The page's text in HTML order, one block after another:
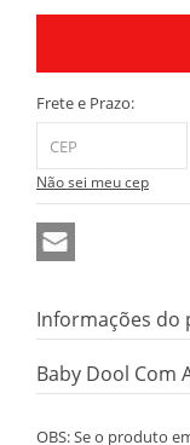
Frete e Prazo:
Não sei meu cep
Informações do
Baby Dool Com
OBS: Se o produto